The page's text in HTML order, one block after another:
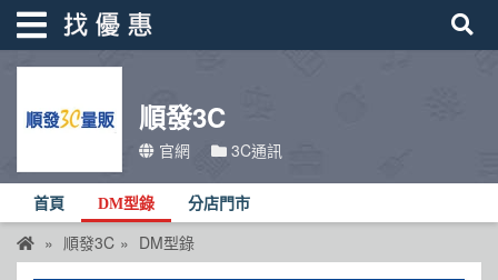
順發3C
官網 3C通訊
首頁 DM型錄 分店門市
順發3C DM型錄
找優惠
優惠活動
折價卷